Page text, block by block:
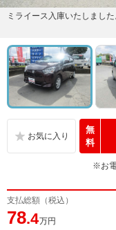
ミライース入庫いたしました
無
料
※お電
支払総額（税込）
78.4万円